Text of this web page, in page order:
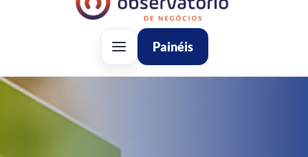
Painéis